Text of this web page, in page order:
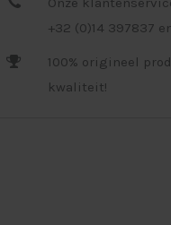
+32 (0)14 397837
100% origineel
kwaliteit!